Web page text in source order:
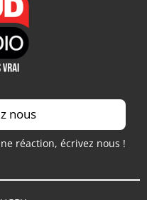
nous
réaction, écrivez nous !